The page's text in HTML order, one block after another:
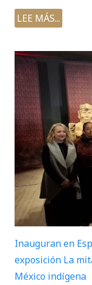
LEE MÁS...
Inauguran en
exposición La
México indígena